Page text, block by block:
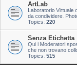
ArtLab
Laboratorio Virtuale
da condividere.
Topics: 220
Senza Etichetta
Qui i Moderatori
che non trovano
Topics: 515